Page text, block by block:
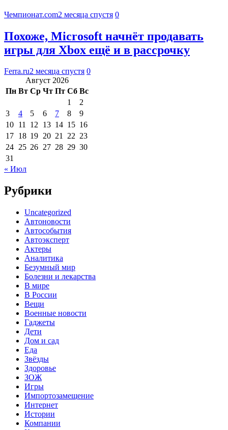
Чемпионат.com2 месяца спустя 0
Похоже, Microsoft начнёт продавать
игры для Xbox ещё и в рассрочку
Ferra.ru2 месяца спустя 0
Август 2026
Пн Вт Ср Чт Пт Сб Вс
1
2
3
4 5 6 7 8
9
10 11 12 13 14 15 16
17 18 19 20 21 22 23
24 25 26 27 28 29 30
31
« Июл
Рубрики
Uncategorized
Автоновости
Автособытия
Автоэксперт
Актеры
Аналитика
Безумный мир
Болезни и лекарства
В мире
В России
Вещи
Военные новости
Гаджеты
Дети
Дом и сад
Еда
Звёзды
Здоровье
ЗОЖ
Игры
Импортозамещение
Интернет
Истории
Компании